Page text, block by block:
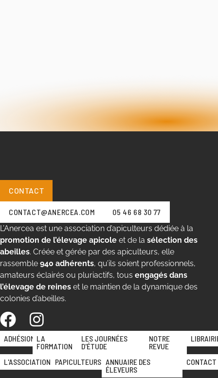
CONTACT
CONTACT@ANERCEA.COM
05 46 68 30 77
L’Anercea est une association d’apiculteurs dédiée à la
promotion de l’élevage apicole et de la sélection des
abeilles. Créée et gérée par des apiculteurs, elle
rassemble 940 adhérents, qu’ils soient professionnels,
amateurs éclairés ou pluriactifs, tous engagés dans
l’élevage de reines et le maintien de la dynamique des
colonies d’abeilles.
ADHÉSION LA
FORMATION
LES JOURNÉES
D'ÉTUDE
NOTRE
REVUE
L'ASSOCIATION PAPICULTEURS ANNUAIRE DES
ÉLEVEURS
CONTACT